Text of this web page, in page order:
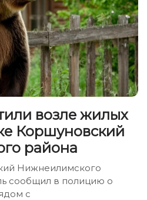
возле жилых
Коршуновский
района
Нижнеилимского
сообщил в полицию о
с